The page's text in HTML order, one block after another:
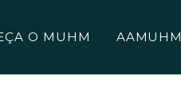
O MUHM AAMUHM